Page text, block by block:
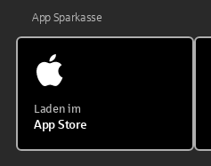
App Sparkasse
Laden im
App Store